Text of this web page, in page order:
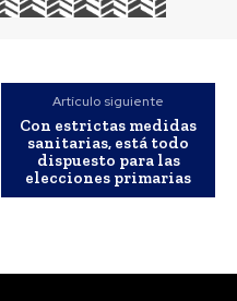
Artículo siguiente
Con estrictas medidas
sanitarias, está todo
dispuesto para las
elecciones primarias